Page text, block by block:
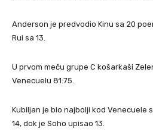
Anderson je predvodio Kinu sa 20
Rui sa 13.
U prvom meču grupe C košarkaši
Venecuelu 81:75.
Kubiljan je bio najbolji kod Venecuele
14, dok je Soho upisao 13.